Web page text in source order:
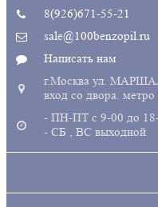
8(926)671-55-21
sale@100benzopil.ru
Написать нам
г.Москва ул.
вход со двора.
- ПН-ПТ с 9-00 до
- СБ , ВС выходной